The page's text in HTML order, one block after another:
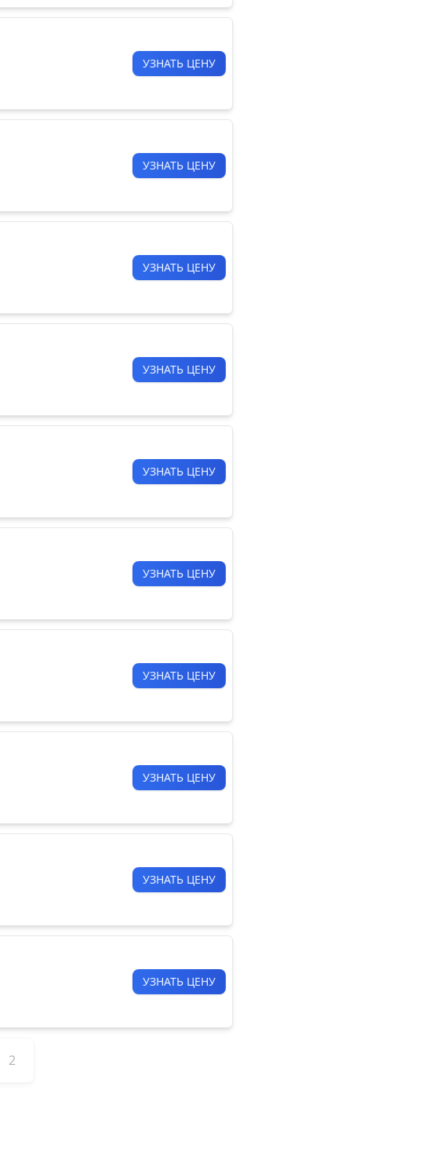
УЗНАТЬ ЦЕНУ
УЗНАТЬ ЦЕНУ
УЗНАТЬ ЦЕНУ
УЗНАТЬ ЦЕНУ
УЗНАТЬ ЦЕНУ
УЗНАТЬ ЦЕНУ
УЗНАТЬ ЦЕНУ
УЗНАТЬ ЦЕНУ
УЗНАТЬ ЦЕНУ
УЗНАТЬ ЦЕНУ
2